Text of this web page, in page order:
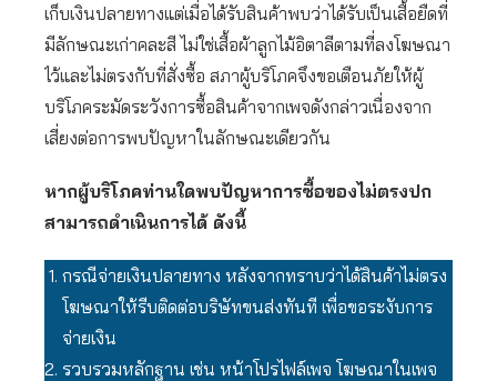
เก็บเงินปลายทางแต่เมื่อได้รับสินค้าพบว่าได้รับเป็นเสื้อยืดที่
มีลักษณะเก่าคละสี ไม่ใช่เสื้อผ้าลูกไม้อิตาลีตามที่ลงโฆษณา
ไว้และไม่ตรงกับที่สั่งซื้อ สภาผู้บริโภคจึงขอเตือนภัยให้ผู้
บริโภคระมัดระวังการซื้อสินค้าจากเพจดังกล่าวเนื่องจาก
เสี่ยงต่อการพบปัญหาในลักษณะเดียวกัน
หากผู้บริโภคท่านใดพบปัญหาการซื้อของไม่ตรงปก
สามารถดำเนินการได้ ดังนี้
กรณีจ่ายเงินปลายทาง หลังจากทราบว่าได้สินค้าไม่ตรง
โฆษณาให้รีบติดต่อบริษัทขนส่งทันที เพื่อขอระงับการ
จ่ายเงิน
รวบรวมหลักฐาน เช่น หน้าโปรไฟล์เพจ โฆษณาในเพจ